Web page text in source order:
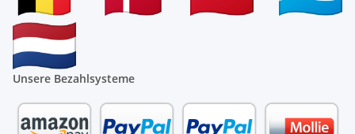
Unsere Bezahlsysteme